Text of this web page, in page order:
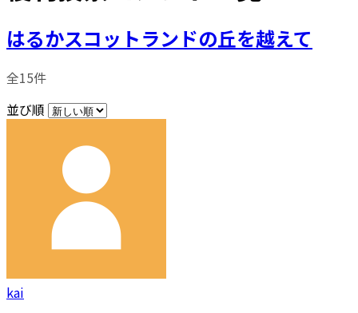
はるかスコットランドの丘を越えて
全15件
並び順
kai